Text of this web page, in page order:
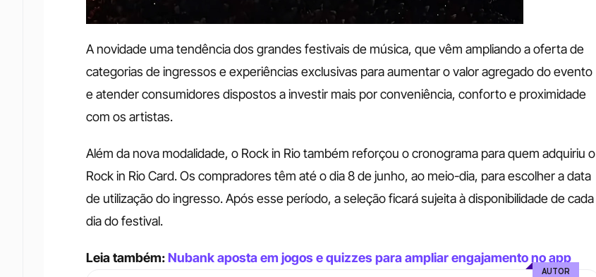
A novidade uma tendência dos grandes festivais de música, que vêm ampliando a oferta de
categorias de ingressos e experiências exclusivas para aumentar o valor agregado do evento
e atender consumidores dispostos a investir mais por conveniência, conforto e proximidade
com os artistas.
Além da nova modalidade, o Rock in Rio também reforçou o cronograma para quem adquiriu o
Rock in Rio Card. Os compradores têm até o dia 8 de junho, ao meio-dia, para escolher a data
de utilização do ingresso. Após esse período, a seleção ficará sujeita à disponibilidade de cada
dia do festival.
Leia também: Nubank aposta em jogos e quizzes para ampliar engajamento no app
AUTOR